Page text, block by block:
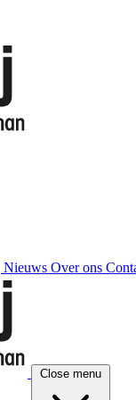
Nieuws Over ons
Close menu